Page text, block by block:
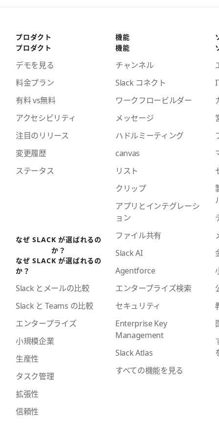
プロダクト
プロダクト
デモを見る
料金プラン
有料 vs無料
アクセシビリティ
注目のリリース
変更履歴
ステータス
なぜ SLACK が選ばれるの
か？
なぜ SLACK が選ばれるの
か？
Slack とメールの比較
Slack と Teams の比較
エンタープライズ
小規模企業
生産性
タスク管理
拡張性
信頼性
機能
機能
チャンネル
Slack コネクト
ワークフロービルダー
メッセージ
ハドルミーティング
canvas
リスト
クリップ
アプリとインテグレーシ
ョン
ファイル共有
Slack AI
Agentforce
エンタープライズ検索
セキュリティ
Enterprise Key
Management
Slack Atlas
すべての機能を見る